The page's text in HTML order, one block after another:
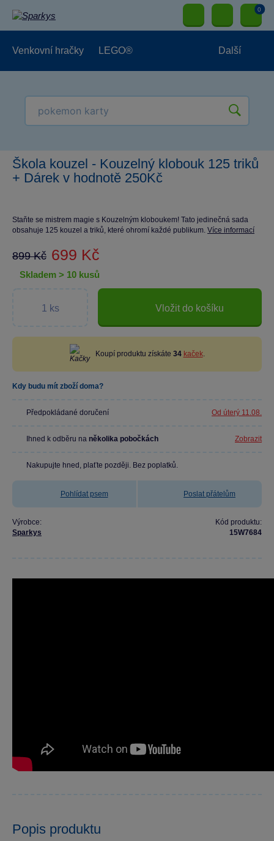
0
Venkovní hračky LEGO® Další
Škola kouzel - Kouzelný klobouk 125 triků
+ Dárek v hodnotě 250Kč
Staňte se mistrem magie s Kouzelným kloboukem! Tato jedinečná sada
obsahuje 125 kouzel a triků, které ohromí každé publikum. Více informací
899 Kč 699 Kč
skladem > 10 kusů
Vložit do košíku
Koupí produktu získáte 34 kaček.
Kdy budu mít zboží doma?
Předpokládané doručení Od úterý 11.08.
Ihned k odběru na několika pobočkách Zobrazit
Nakupujte hned, plaťte později. Bez poplatků.
Pohlídat psem Poslat přátelům
Výrobce:
Sparkys
Kód produktu:
15W7684
Popis produktu